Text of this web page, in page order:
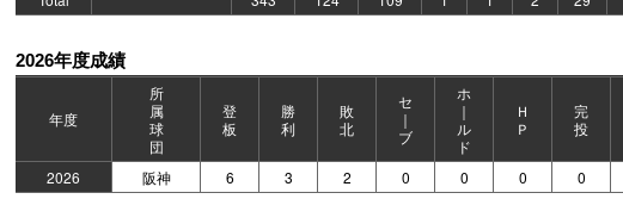
2026年度成績
年度
所
属
球
団
登
板
勝
利
敗
北
セ
｜
ブ
ホ
｜
ル
ド
Ｈ
Ｐ
完
投
2026
阪神 6 3 2 0 0 0 0